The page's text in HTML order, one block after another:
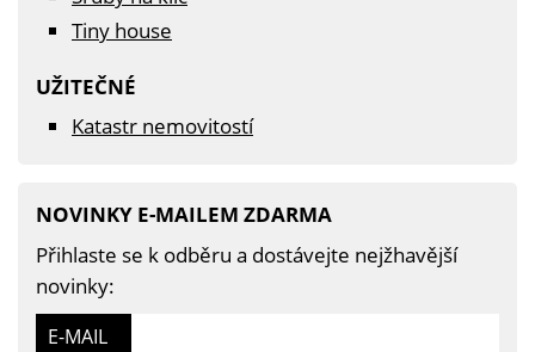
Tiny house
UŽITEČNÉ
Katastr nemovitostí
NOVINKY E-MAILEM ZDARMA
Přihlaste se k odběru a dostávejte nejžhavější
novinky:
E-MAIL